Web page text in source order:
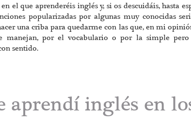
el que aprenderéis inglés y, si os descuidáis, hasta
popularizadas por algunas muy conocidas
una criba para quedarme con las que, en mi
manejan, por el vocabulario o por la simple pero
sentido.
aprendí inglés en